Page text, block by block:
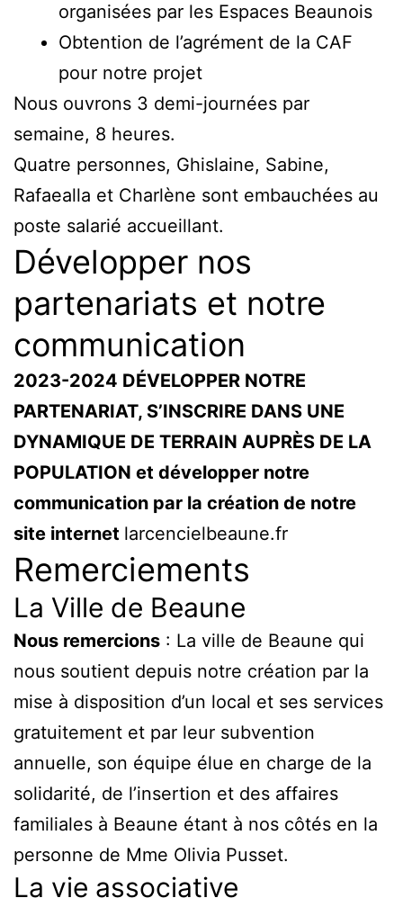
organisées par les Espaces Beaunois
Obtention de l’agrément de la CAF
pour notre projet
Nous ouvrons 3 demi-journées par
semaine, 8 heures.
Quatre personnes, Ghislaine, Sabine,
Rafaealla et Charlène sont embauchées au
poste salarié accueillant.
Développer nos
partenariats et notre
communication
2023-2024 DÉVELOPPER NOTRE
PARTENARIAT, S’INSCRIRE DANS UNE
DYNAMIQUE DE TERRAIN AUPRÈS DE LA
POPULATION et développer notre
communication par la création de notre
site internet larcencielbeaune.fr
Remerciements
La Ville de Beaune
Nous remercions : La ville de Beaune qui
nous soutient depuis notre création par la
mise à disposition d’un local et ses services
gratuitement et par leur subvention
annuelle, son équipe élue en charge de la
solidarité, de l’insertion et des affaires
familiales à Beaune étant à nos côtés en la
personne de Mme Olivia Pusset.
La vie associative